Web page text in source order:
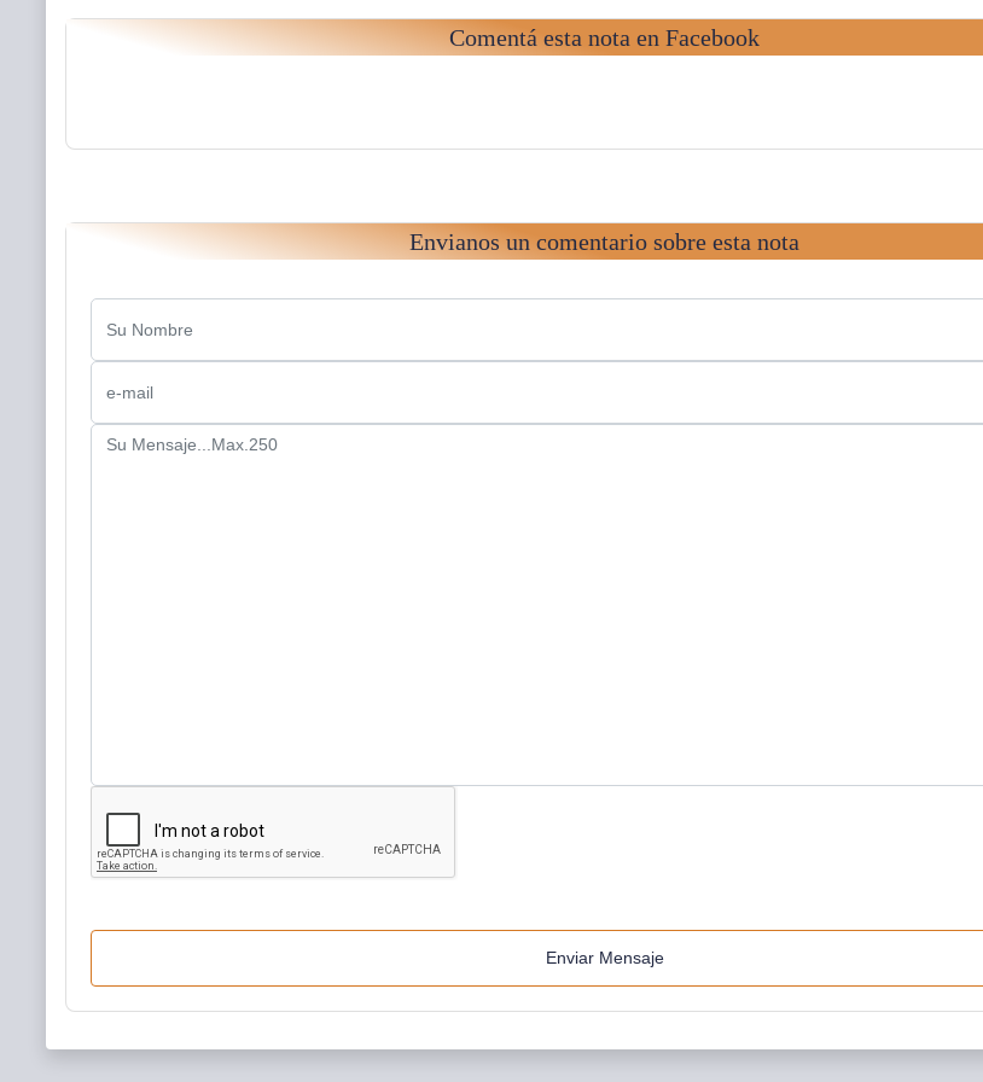
Comentá esta nota en Facebook
Envianos un comentario sobre esta nota
Enviar Mensaje